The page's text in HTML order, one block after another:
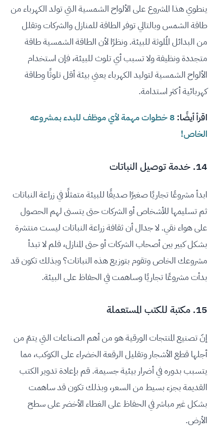
ينطوي هذا المشروع على الألواح الشمسية التي تولد الكهرباء من
طاقة الشمس وبالتالي توفر الطاقة للمنازل والشركات وتقلل
من البدائل المُلوثة للبيئة. ونظرًا لأن الطاقة الشمسية طاقة
متجددة ونظيفة ولا تسبب أي تلوث للبيئة، فإن استخدام
الألواح الشمسية لتوليد الكهرباء يعني بيئة أقل تلوثًا وطاقة
كهربائية أكثر استدامة.
اقرأ أيضًا:
8 خطوات مهمة لأي موظف للبدء بمشروعه
الخاص!
14. خدمة توصيل النباتات
ابدأ مشروعًا تجاريًا صغيرًا صديقًا للبيئة متمثلًا في زراعة النباتات
ثم تسليمها للأشخاص أو الشركات حتى يتسنى لهم الحصول
على هواء نقي. لا جدال أن ثقافة زراعة النباتات ليست منتشرة
بشكل كبير بين أصحاب الشركات أو حتى المنازل، فلم لا تبدأ
مشروعك الخاص وتقوم بتوزيع هذه النباتات؟ وبذلك تكون قد
بدأت مشروعًا تجاريًا وساهمت في الحفاظ على البيئة.
15. مكتبة للكتب المستعملة
إنّ تصنيع المنتجات الورقية هو من أهم الصناعات التي يتمّ من
أجلها قطع الأشجار وتقليل الرقعة الخضراء على الكوكب، مما
يتسبب بدوره في أضرار بيئية جسيمة. قم بإعادة تدوير الكتب
القديمة بجزء بسيط من السعر، وبذلك تكون قد ساهمت
بشكل غير مباشر في الحفاظ على الغطاء الأخضر على سطح
الأرض.